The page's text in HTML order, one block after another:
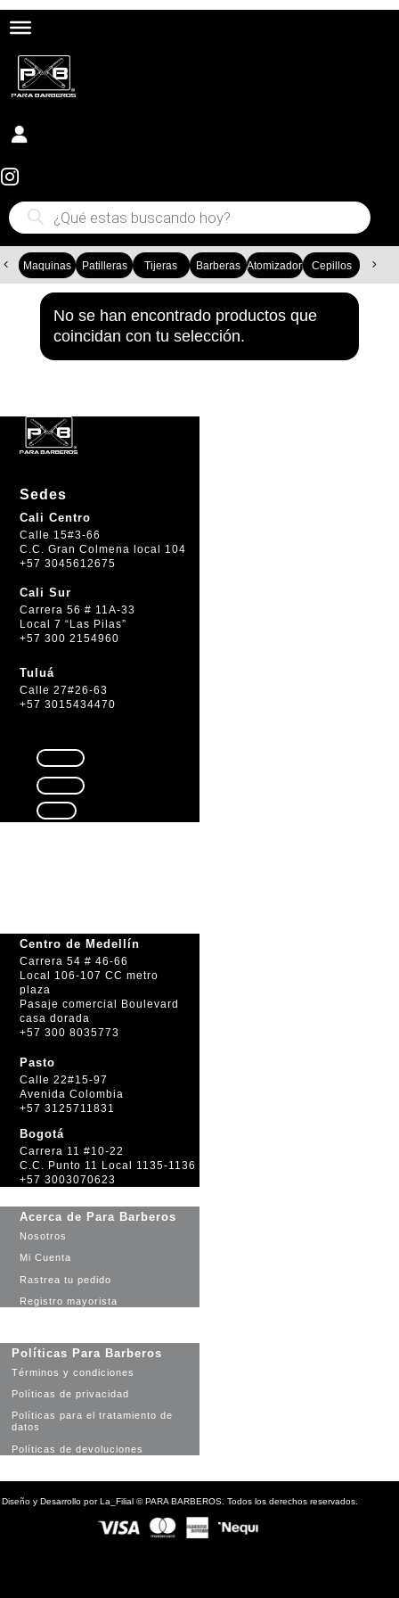


Búsqueda
de
productos
Maquinas Patilleras Tijeras Barberas AtomizadoresCepillos
No se han encontrado productos que
coincidan con tu selección.
Sedes
Cali Centro
Calle 15#3-66
C.C. Gran Colmena local 104
+57 3045612675
Cali Sur
Carrera 56 # 11A-33
Local 7 “Las Pilas”
+57 300 2154960
Tuluá
Calle 27#26-63
+57 3015434470
Seguir
Seguir
Seguir
Centro de Medellín
Carrera 54 # 46-66
Local 106-107 CC metro
plaza
Pasaje comercial Boulevard
casa dorada
+57 300 8035773
Pasto
Calle 22#15-97
Avenida Colombia
+57 3125711831
Bogotá
Carrera 11 #10-22
C.C. Punto 11 Local 1135-1136
+57 3003070623
Acerca de Para Barberos
Nosotros
Mi Cuenta
Rastrea tu pedido
Registro mayorista
Políticas Para Barberos
Términos y condiciones
Políticas de privacidad
Políticas para el tratamiento de
datos
Políticas de devoluciones
Diseño y Desarrollo porLa_Filial©PARA BARBEROS. Todos los derechos reservados.